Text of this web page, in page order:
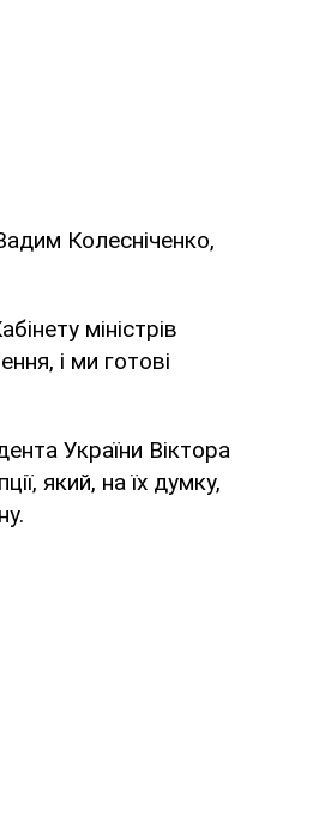
Колесніченко,
міністрів
і ми готові
України Віктора
який, на їх думку,